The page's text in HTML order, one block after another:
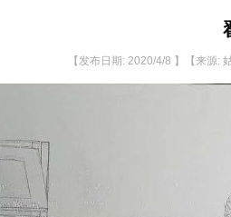
【发布日期: 2020/4/8 】【来源: